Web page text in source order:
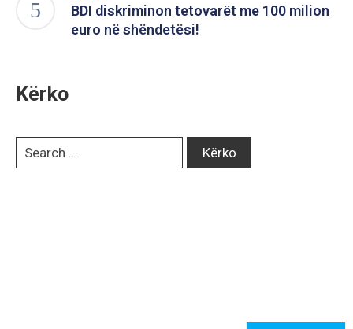
BDI diskriminon tetovarët me 100 milion
euro në shëndetësi!
Kërko